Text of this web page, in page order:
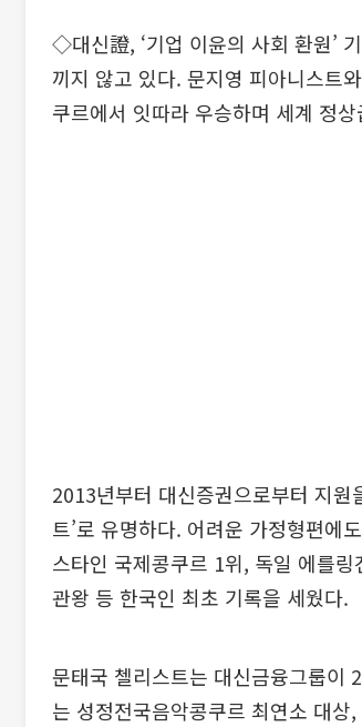
◇대신證, ‘기업 이윤의 사회 환원’
끼지 않고 있다. 문지영 피아니스트
쿠르에서 잇따라 우승하며 세계 정
2013년부터 대신증권으로부터 지원
트’로 유명하다. 어려운 가정형편에
스타인 국제콩쿠르 1위, 독일 에를
관왕 등 한국인 최초 기록을 세웠다.
문태국 첼리스트는 대신금융그룹이
는 성정전국음악콩쿠르 최연소 대